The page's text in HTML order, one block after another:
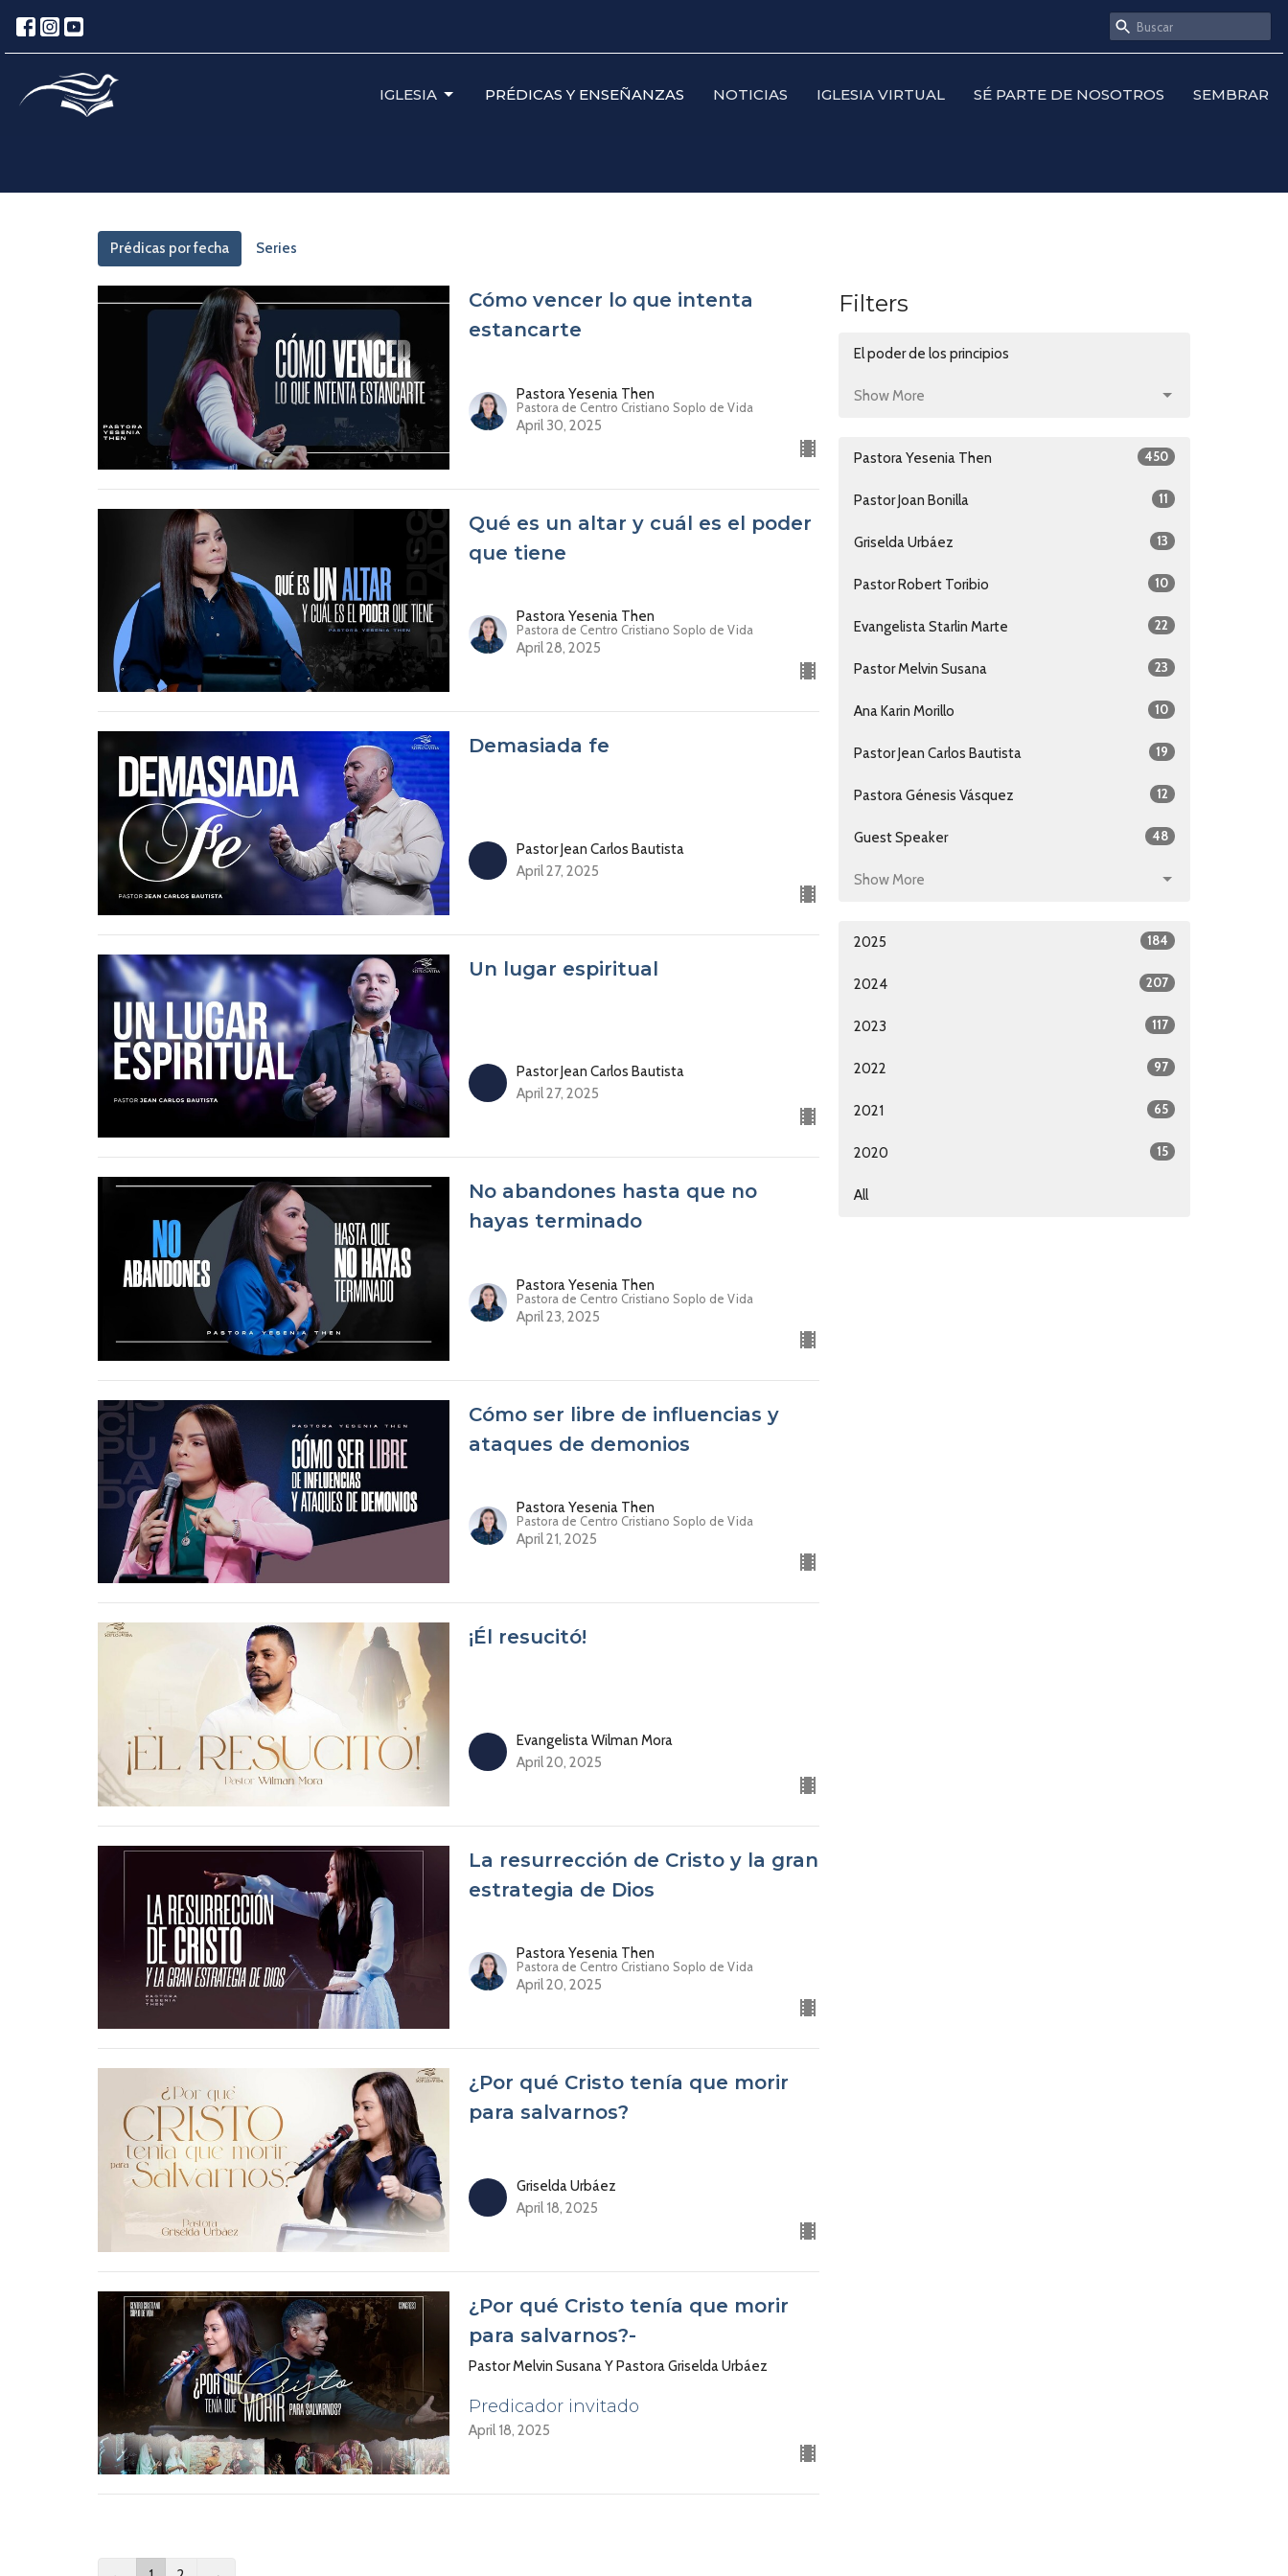
IGLESIA PRÉDICAS Y ENSEÑANZAS NOTICIAS IGLESIA VIRTUAL SÉ PARTE DE NOSOTROS SEMBRAR
Prédicas por fecha Series
Cómo vencer lo que intenta
estancarte
Pastora Yesenia Then
Pastora de Centro Cristiano Soplo de Vida
April 30, 2025
Qué es un altar y cuál es el poder
que tiene
Pastora Yesenia Then
Pastora de Centro Cristiano Soplo de Vida
April 28, 2025
Demasiada fe
Pastor Jean Carlos Bautista
April 27, 2025
Un lugar espiritual
Pastor Jean Carlos Bautista
April 27, 2025
No abandones hasta que no
hayas terminado
Pastora Yesenia Then
Pastora de Centro Cristiano Soplo de Vida
April 23, 2025
Cómo ser libre de influencias y
ataques de demonios
Pastora Yesenia Then
Pastora de Centro Cristiano Soplo de Vida
April 21, 2025
¡Él resucitó!
Evangelista Wilman Mora
April 20, 2025
La resurrección de Cristo y la gran
estrategia de Dios
Pastora Yesenia Then
Pastora de Centro Cristiano Soplo de Vida
April 20, 2025
¿Por qué Cristo tenía que morir
para salvarnos?
Griselda Urbáez
April 18, 2025
¿Por qué Cristo tenía que morir
para salvarnos?-
Pastor Melvin Susana Y Pastora Griselda Urbáez
Predicador invitado
April 18, 2025
Filters
El poder de los principios
Show More
Pastora Yesenia Then 450
Pastor Joan Bonilla 11
Griselda Urbáez 13
Pastor Robert Toribio 10
Evangelista Starlin Marte 22
Pastor Melvin Susana 23
Ana Karin Morillo 10
Pastor Jean Carlos Bautista 19
Pastora Génesis Vásquez 12
Guest Speaker 48
Show More
2025 184
2024 207
2023 117
2022 97
2021 65
2020 15
All